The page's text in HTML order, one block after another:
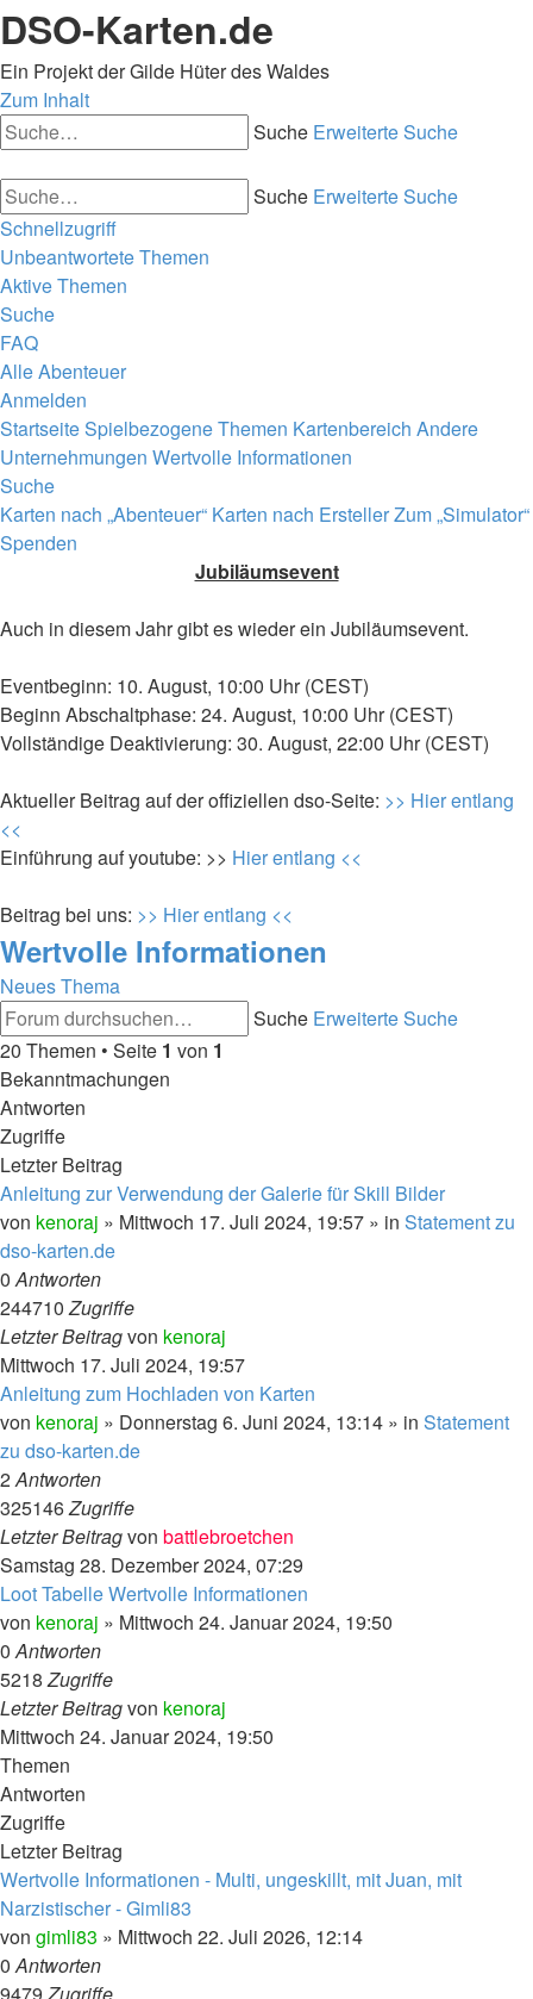
DSO-Karten.de
Ein Projekt der Gilde Hüter des Waldes
Zum Inhalt
Suche Erweiterte Suche
Suche Erweiterte Suche
Schnellzugriff
Unbeantwortete Themen
Aktive Themen
Suche
FAQ
Alle Abenteuer
Anmelden
StartseiteSpielbezogene Themen Kartenbereich Andere
Unternehmungen Wertvolle Informationen
Suche
Karten nach „Abenteuer“ Karten nach ErstellerZum „Simulator“
Spenden
Jubiläumsevent
Auch in diesem Jahr gibt es wieder ein Jubiläumsevent.
Eventbeginn: 10. August, 10:00 Uhr (CEST)
Beginn Abschaltphase: 24. August, 10:00 Uhr (CEST)
Vollständige Deaktivierung: 30. August, 22:00 Uhr (CEST)
Aktueller Beitrag auf der offiziellen dso-Seite: >> Hier entlang
<<
Einführung auf youtube: >> Hier entlang <<
Beitrag bei uns: >> Hier entlang <<
Wertvolle Informationen
Neues Thema
Suche Erweiterte Suche
20 Themen • Seite 1 von 1
Bekanntmachungen
Antworten
Zugriffe
Letzter Beitrag
Anleitung zur Verwendung der Galerie für Skill Bilder
von kenoraj » Mittwoch 17. Juli 2024, 19:57 » in Statement zu
dso-karten.de
0Antworten
244710Zugriffe
Letzter Beitragvon kenoraj
Mittwoch 17. Juli 2024, 19:57
Anleitung zum Hochladen von Karten
von kenoraj » Donnerstag 6. Juni 2024, 13:14 » in Statement
zu dso-karten.de
2Antworten
325146Zugriffe
Letzter Beitragvon battlebroetchen
Samstag 28. Dezember 2024, 07:29
Loot Tabelle Wertvolle Informationen
von kenoraj » Mittwoch 24. Januar 2024, 19:50
0Antworten
5218Zugriffe
Letzter Beitragvon kenoraj
Mittwoch 24. Januar 2024, 19:50
Themen
Antworten
Zugriffe
Letzter Beitrag
Wertvolle Informationen - Multi, ungeskillt, mit Juan, mit
Narzistischer - Gimli83
von gimli83 » Mittwoch 22. Juli 2026, 12:14
0Antworten